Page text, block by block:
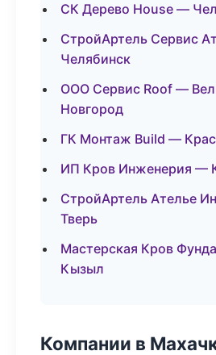
СК Дерево House —
СтройАртель Сервис
Челябинск
ООО Сервис Roof —
Новгород
ГК Монтаж Build —
ИП Кров Инженерия —
СтройАртель Ателье
Тверь
Мастерская Кров
Кызыл
Компании в